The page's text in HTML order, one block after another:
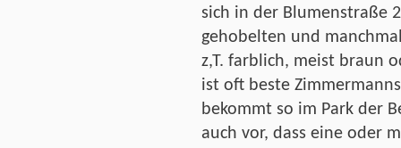
sich in der Blumenstraße
gehobelten und
z,T. farblich, meist braun
ist oft beste
bekommt so im Park der
auch vor, dass eine oder